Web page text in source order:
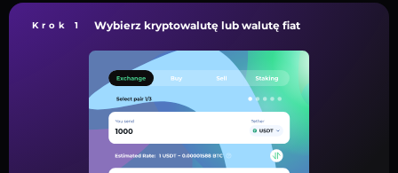
Krok 1 Wybierz kryptowalutę lub walutę fiat